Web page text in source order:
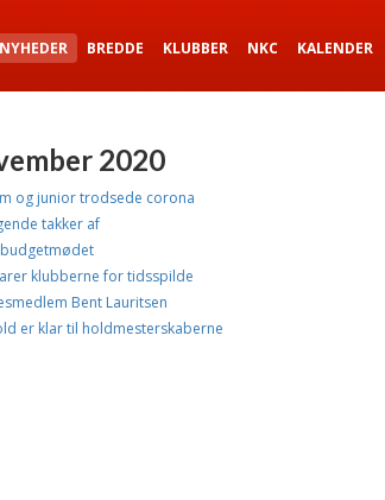
NYHEDER BREDDE KLUBBER NKC KALENDER
2020
og junior trodsede corona
takker af
klubberne for tidsspilde
Bent Lauritsen
er klar til holdmesterskaberne